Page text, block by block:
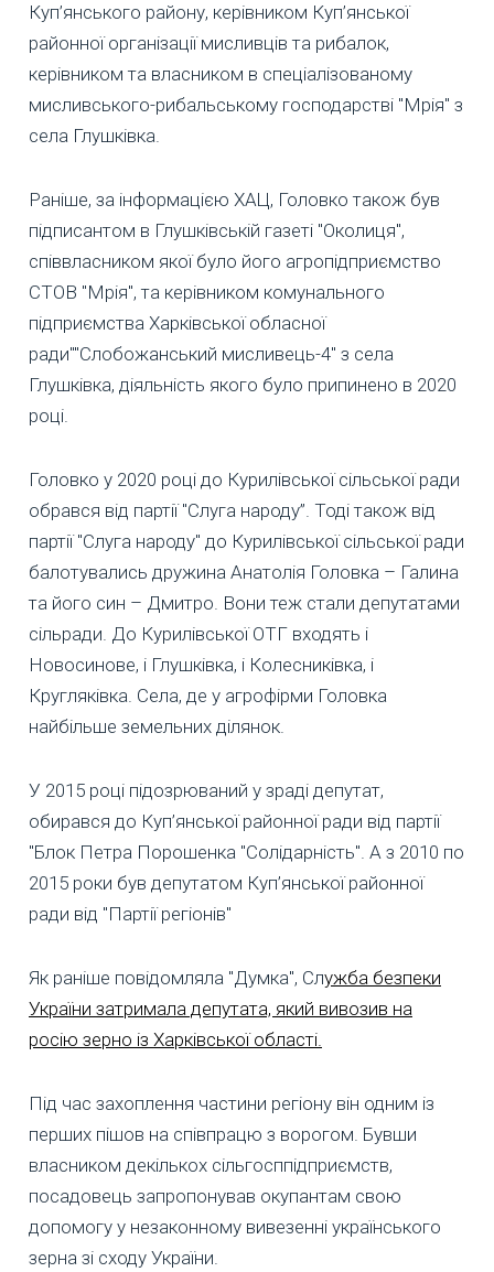
Куп’янського району, керівником Куп’янської
районної організації мисливців та рибалок,
керівником та власником в спеціалізованому
мисливського-рибальському господарстві "Мрія" з
села Глушківка.
Раніше, за інформацією ХАЦ, Головко також був
підписантом в Глушківській газеті "Околиця",
співвласником якої було його агропідприємство
СТОВ "Мрія", та керівником комунального
підприємства Харківської обласної
ради""Слобожанський мисливець-4" з села
Глушківка, діяльність якого було припинено в 2020
році.
Головко у 2020 році до Курилівської сільської ради
обрався від партії "Слуга народу”. Тоді також від
партії "Слуга народу" до Курилівської сільської ради
балотувались дружина Анатолія Головка – Галина
та його син – Дмитро. Вони теж стали депутатами
сільради. До Курилівської ОТГ входять і
Новосинове, і Глушківка, і Колесниківка, і
Кругляківка. Села, де у агрофірми Головка
найбільше земельних ділянок.
У 2015 році підозрюваний у зраді депутат,
обирався до Куп’янської районної ради від партії
"Блок Петра Порошенка "Солідарність". А з 2010 по
2015 роки був депутатом Куп’янської районної
ради від "Партії регіонів"
Як раніше повідомляла "Думка", Служба безпеки
України затримала депутата, який вивозив на
росію зерно із Харківської області.
Під час захоплення частини регіону він одним із
перших пішов на співпрацю з ворогом. Бувши
власником декількох сільгосппідприємств,
посадовець запропонував окупантам свою
допомогу у незаконному вивезенні українського
зерна зі сходу України.